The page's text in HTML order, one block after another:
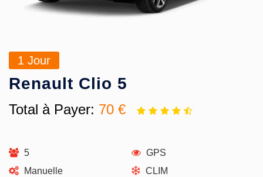
1 Jour
Renault Clio 5
Total à Payer: 70 €
5
Manuelle
GPS
CLIM